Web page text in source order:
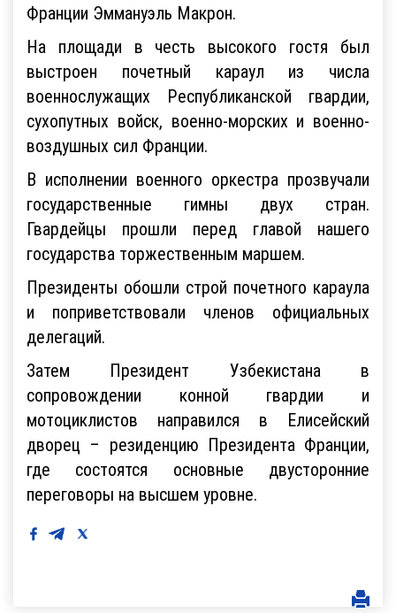
Франции Эммануэль Макрон.
На площади в честь высокого гостя был
выстроен почетный караул из числа
военнослужащих Республиканской гвардии,
сухопутных войск, военно-морских и военно-
воздушных сил Франции.
В исполнении военного оркестра прозвучали
государственные гимны двух стран.
Гвардейцы прошли перед главой нашего
государства торжественным маршем.
Президенты обошли строй почетного караула
и поприветствовали членов официальных
делегаций.
Затем Президент Узбекистана в
сопровождении конной гвардии и
мотоциклистов направился в Елисейский
дворец – резиденцию Президента Франции,
где состоятся основные двусторонние
переговоры на высшем уровне.